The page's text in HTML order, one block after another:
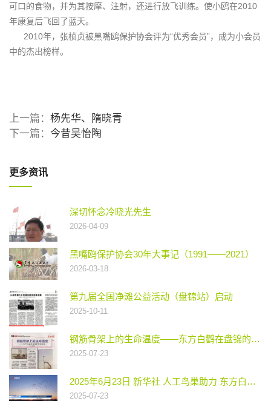
可口的食物，并为其按摩、注射，还进行放飞训练。使小鸥在2010
年康复后飞回了蓝天。
2010年，张桢贞被黑嘴鸥保护协会评为“优秀会员”，成为小会员
中的杰出榜样。
上一篇： 杨先华、隋晓青
下一篇： 今昔吴怡陶
更多资讯
深切怀念冷晓光先生
2026-04-09
黑嘴鸥保护协会30年大事记（1991——2021）
2026-03-18
第九届全国净滩公益活动（盘锦站）启动
2025-10-11
钢筋骨架上的生命温度——东方白鹳在盘锦的安居故事
2025-07-23
2025年6月23日 新华社 人工鸟巢助力 东方白鹳在新家成功繁衍
2025-07-23